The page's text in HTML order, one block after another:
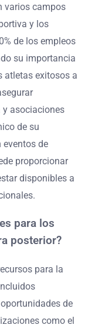
varios campos
y los
de los empleos
su importancia
atletas exitosos a
asociaciones
de su
de
proporcionar
disponibles a
para los
posterior?
para la
de
como el